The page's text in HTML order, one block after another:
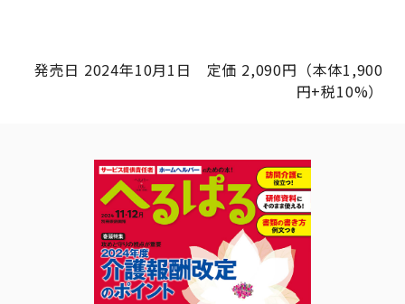
発売日 2024年10月1日 定価 2,090円（本体1,900
円+税10%）